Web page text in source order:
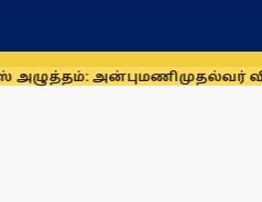
அன்புமணிமுதல்வர் விஜய்க்கு